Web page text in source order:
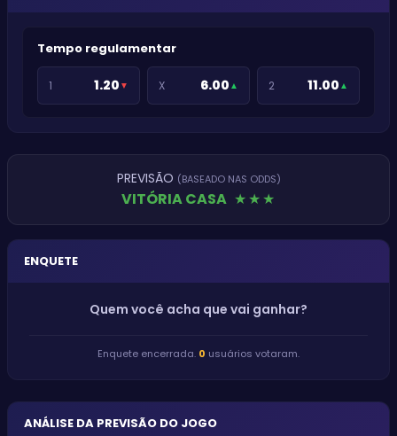
Tempo regulamentar
1 1.20 ▼ X 6.00 ▲ 2 11.00 ▲
PREVISÃO (BASEADO NAS ODDS)
VITÓRIA CASA ★★★
ENQUETE
Quem você acha que vai ganhar?
Enquete encerrada. 0 usuários votaram.
ANÁLISE DA PREVISÃO DO JOGO